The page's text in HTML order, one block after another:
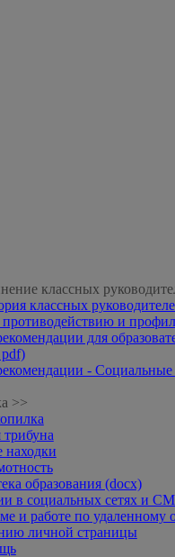
классных
классных
противодействию и
для
pdf)
-
>>
трибуна
находки
образования (docx)
в социальных сетях и
и работе по удаленному
личной страницы